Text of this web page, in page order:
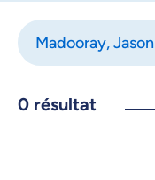
Madooray, Jason
0 résultat